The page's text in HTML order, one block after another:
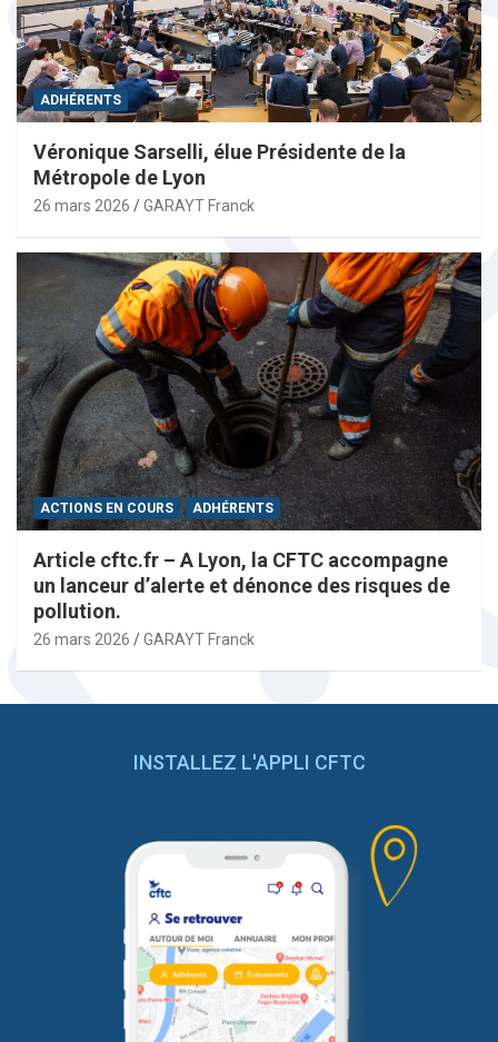
ADHÉRENTS
Véronique Sarselli, élue Présidente de la
Métropole de Lyon
26 mars 2026 GARAYT Franck
ACTIONS EN COURS ADHÉRENTS
Article cftc.fr – A Lyon, la CFTC accompagne
un lanceur d’alerte et dénonce des risques de
pollution.
26 mars 2026 GARAYT Franck
INSTALLEZ L'APPLI CFTC